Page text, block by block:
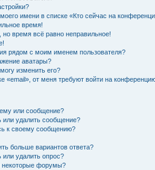
имени в списке «Кто сейчас на
время!
время всё равно неправильное!
рядом с моим именем пользователя?
аватары?
изменить его?
«email», от меня требуют войти на
или сообщение?
или удалить сообщение?
к своему сообщению?
больше вариантов ответа?
или удалить опрос?
форумы?